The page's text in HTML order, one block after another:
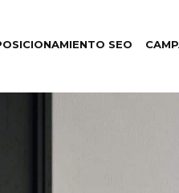
SEO